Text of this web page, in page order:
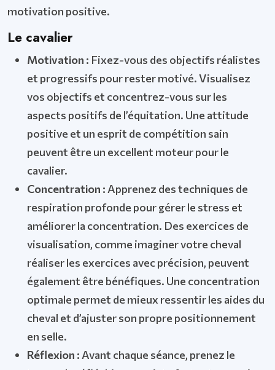
motivation positive.
Le cavalier
Motivation : Fixez-vous des objectifs réalistes
et progressifs pour rester motivé. Visualisez
vos objectifs et concentrez-vous sur les
aspects positifs de l’équitation. Une attitude
positive et un esprit de compétition sain
peuvent être un excellent moteur pour le
cavalier.
Concentration : Apprenez des techniques de
respiration profonde pour gérer le stress et
améliorer la concentration. Des exercices de
visualisation, comme imaginer votre cheval
réaliser les exercices avec précision, peuvent
également être bénéfiques. Une concentration
optimale permet de mieux ressentir les aides du
cheval et d’ajuster son propre positionnement
en selle.
Réflexion : Avant chaque séance, prenez le